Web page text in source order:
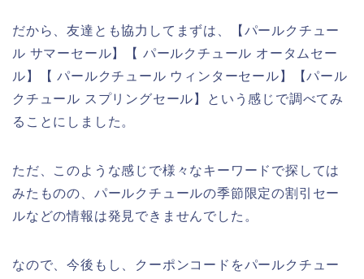
だから、友達とも協力してまずは、【パールクチュー
ル サマーセール】【 パールクチュール オータムセー
ル】【 パールクチュール ウィンターセール】【パール
クチュール スプリングセール】という感じで調べてみ
ることにしました。
ただ、このような感じで様々なキーワードで探しては
みたものの、パールクチュールの季節限定の割引セー
ルなどの情報は発見できませんでした。
なので、今後もし、クーポンコードをパールクチュー